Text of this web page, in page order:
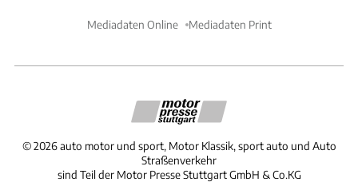
Mediadaten Online Mediadaten Print
©2026 auto motor und sport, Motor Klassik, sport auto und Auto
Straßenverkehr
sind Teil der Motor Presse Stuttgart GmbH & Co.KG